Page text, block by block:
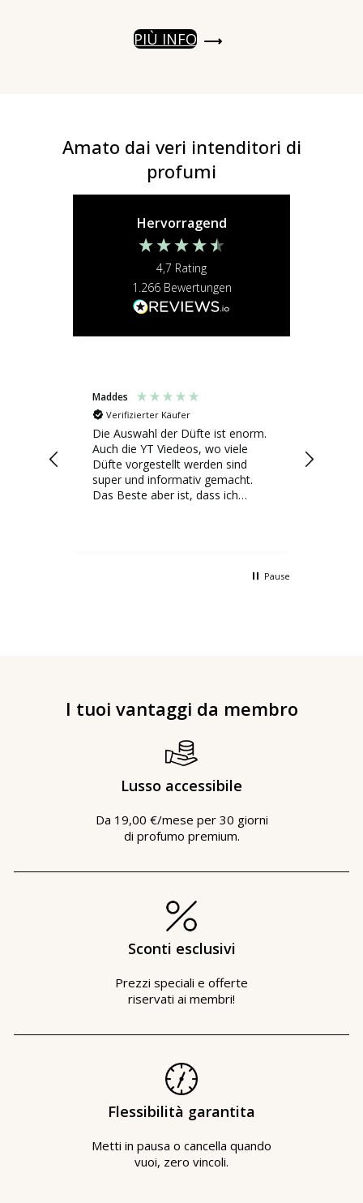
PIÙ INFO
Amato dai veri intenditori di
profumi
Hervorragend
4,7 Rating
1.266 Bewertungen
Maddes
Verifizierter Käufer
Die Auswahl der Düfte ist enorm.
Auch die YT Viedeos, wo viele
Düfte vorgestellt werden sind
super und informativ gemacht.
Das Beste aber ist, dass ich
Pause
I tuoi vantaggi da membro
Lusso accessibile
Da 19,00 €/mese per 30 giorni
di profumo premium.
Sconti esclusivi
Prezzi speciali e offerte
riservati ai membri!
Flessibilità garantita
Metti in pausa o cancella quando
vuoi, zero vincoli.